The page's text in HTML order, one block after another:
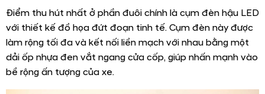
Điểm thu hút nhất ở phần đuôi chính là cụm đèn hậu LED
với thiết kế đồ họa đứt đoạn tinh tế. Cụm đèn này được
làm rộng tối đa và kết nối liền mạch với nhau bằng một
dải ốp nhựa đen vắt ngang cửa cốp, giúp nhấn mạnh vào
bề rộng ấn tượng của xe.